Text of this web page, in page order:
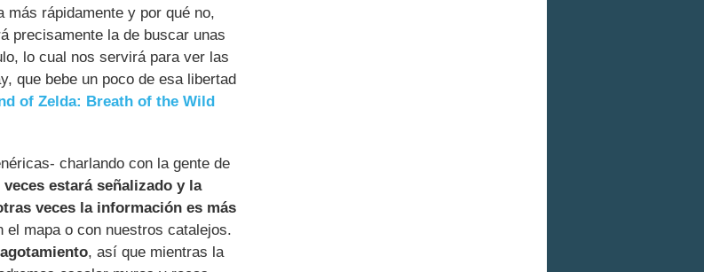
rápidamente y por qué no,
precisamente la de buscar unas
lo cual nos servirá para ver las
que bebe un poco de esa libertad
of Zelda: Breath of the Wild
charlando con la gente de
veces estará señalizado y la
veces la información es más
mapa o con nuestros catalejos.
, así que mientras la